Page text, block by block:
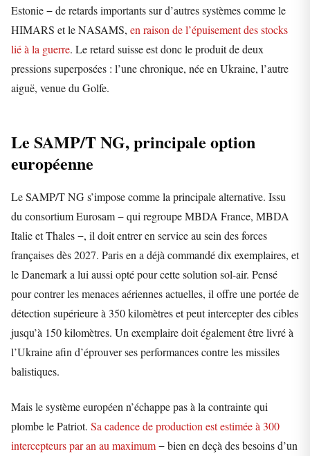
Estonie − de retards importants sur d’autres systèmes comme le
HIMARS et le NASAMS, en raison de l’épuisement des stocks
lié à la guerre. Le retard suisse est donc le produit de deux
pressions superposées : l’une chronique, née en Ukraine, l’autre
aiguë, venue du Golfe.
Le SAMP/T NG, principale option
européenne
Le SAMP/T NG s’impose comme la principale alternative. Issu
du consortium Eurosam − qui regroupe MBDA France, MBDA
Italie et Thales −, il doit entrer en service au sein des forces
françaises dès 2027. Paris en a déjà commandé dix exemplaires, et
le Danemark a lui aussi opté pour cette solution sol-air. Pensé
pour contrer les menaces aériennes actuelles, il offre une portée de
détection supérieure à 350 kilomètres et peut intercepter des cibles
jusqu’à 150 kilomètres. Un exemplaire doit également être livré à
l’Ukraine afin d’éprouver ses performances contre les missiles
balistiques.
Mais le système européen n’échappe pas à la contrainte qui
plombe le Patriot. Sa cadence de production est estimée à 300
intercepteurs par an au maximum− bien en deçà des besoins d’un